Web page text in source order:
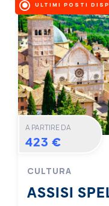
ULTIMI POSTI
A PARTIRE DA
423 €
CULTURA
ASSISI